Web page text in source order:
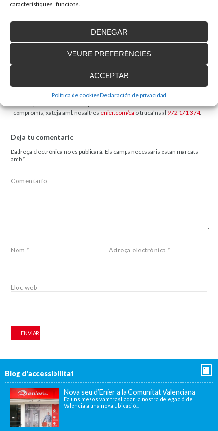
característiques i funcions.
ACCEPTAR
DENEGAR
VEURE PREFERÈNCIES
Política de cookiesDeclaración de privacidad
Tens dubtes? Parlem-ne
compromís, xateja amb nosaltresenier.com/cao truca’ns al972 171 374.
Deja tu comentario
L'adreça electrònica no es publicarà. Els camps necessaris estan marcats
amb*
Comentario
Nom* Adreça electrònica*
Lloc web
Blog d'accessibilitat
Nova seu d’Enier a la Comunitat Valenciana
Fa uns mesos vam traslladar la nostra delegació de
València a una nova ubicació...